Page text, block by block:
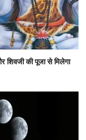
शिवजी की पूजा से मिलेगा